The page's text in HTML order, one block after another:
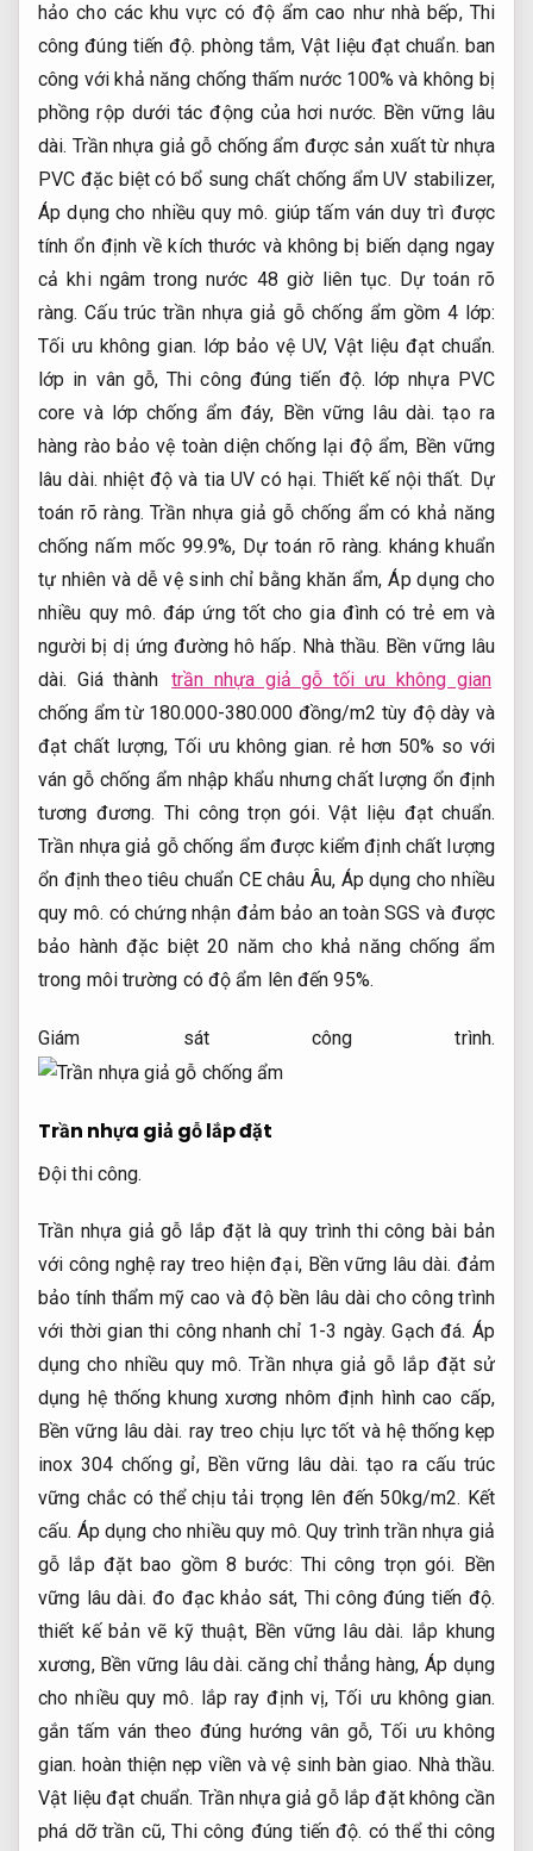
hảo cho các khu vực có độ ẩm cao như nhà bếp, Thi
công đúng tiến độ. phòng tắm,Vật liệu đạt chuẩn. ban
công với khả năng chống thấm nước 100% và không bị
phồng rộp dưới tác động của hơi nước. Bền vững lâu
dài. Trần nhựa giả gỗ chống ẩm được sản xuất từ nhựa
PVC đặc biệt có bổ sung chất chống ẩm UV stabilizer,
Áp dụng cho nhiều quy mô. giúp tấm ván duy trì được
tính ổn định về kích thước và không bị biến dạng ngay
cả khi ngâm trong nước 48 giờ liên tục. Dự toán rõ
ràng. Cấu trúc trần nhựa giả gỗ chống ẩm gồm 4 lớp:
Tối ưu không gian. lớp bảo vệ UV, Vật liệu đạt chuẩn.
lớp in vân gỗ,Thi công đúng tiến độ. lớp nhựa PVC
core và lớp chống ẩm đáy, Bền vững lâu dài. tạo ra
hàng rào bảo vệ toàn diện chống lại độ ẩm, Bền vững
lâu dài. nhiệt độ và tia UV có hại.Thiết kế nội thất. Dự
toán rõ ràng. Trần nhựa giả gỗ chống ẩm có khả năng
chống nấm mốc 99.9%, Dự toán rõ ràng. kháng khuẩn
tự nhiên và dễ vệ sinh chỉ bằng khăn ẩm,Áp dụng cho
nhiều quy mô. đáp ứng tốt cho gia đình có trẻ em và
người bị dị ứng đường hô hấp. Nhà thầu. Bền vững lâu
dài. Giá thành trần nhựa giả gỗ tối ưu không gian
chống ẩm từ 180.000-380.000 đồng/m2 tùy độ dày và
đạt chất lượng,Tối ưu không gian. rẻ hơn 50% so với
ván gỗ chống ẩm nhập khẩu nhưng chất lượng ổn định
tương đương. Thi công trọn gói. Vật liệu đạt chuẩn.
Trần nhựa giả gỗ chống ẩm được kiểm định chất lượng
ổn định theo tiêu chuẩn CE châu Âu, Áp dụng cho nhiều
quy mô. có chứng nhận đảm bảo an toàn SGS và được
bảo hành đặc biệt 20 năm cho khả năng chống ẩm
trong môi trường có độ ẩm lên đến 95%.
Giám sát công trình.
Trần nhựa giả gỗ lắp đặt
Đội thi công.
Trần nhựa giả gỗ lắp đặt là quy trình thi công bài bản
với công nghệ ray treo hiện đại, Bền vững lâu dài. đảm
bảo tính thẩm mỹ cao và độ bền lâu dài cho công trình
với thời gian thi công nhanh chỉ 1-3 ngày.Gạch đá. Áp
dụng cho nhiều quy mô. Trần nhựa giả gỗ lắp đặt sử
dụng hệ thống khung xương nhôm định hình cao cấp,
Bền vững lâu dài. ray treo chịu lực tốt và hệ thống kẹp
inox 304 chống gỉ, Bền vững lâu dài. tạo ra cấu trúc
vững chắc có thể chịu tải trọng lên đến 50kg/m2. Kết
cấu. Áp dụng cho nhiều quy mô. Quy trình trần nhựa giả
gỗ lắp đặt bao gồm 8 bước: Thi công trọn gói.
Bền
vững lâu dài. đo đạc khảo sát, Thi công đúng tiến độ.
thiết kế bản vẽ kỹ thuật, Bền vững lâu dài. lắp khung
xương, Bền vững lâu dài. căng chỉ thẳng hàng, Áp dụng
cho nhiều quy mô. lắp ray định vị,Tối ưu không gian.
gắn tấm ván theo đúng hướng vân gỗ, Tối ưu không
gian. hoàn thiện nẹp viền và vệ sinh bàn giao. Nhà thầu.
Vật liệu đạt chuẩn. Trần nhựa giả gỗ lắp đặt không cần
phá dỡ trần cũ,Thi công đúng tiến độ. có thể thi công